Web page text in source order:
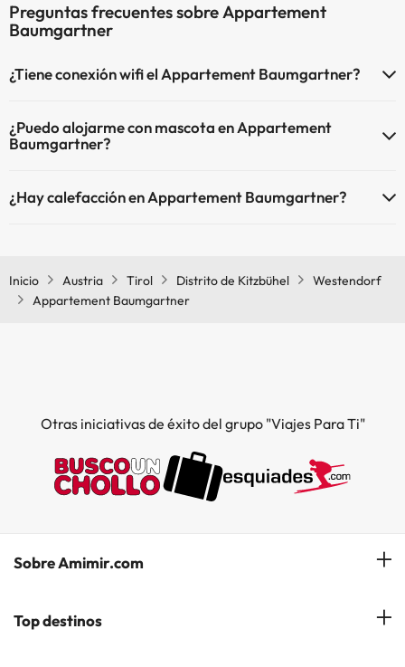
Preguntas frecuentes sobre Appartement
Baumgartner
¿Tiene conexión wifi el Appartement Baumgartner?
¿Puedo alojarme con mascota en Appartement
Baumgartner?
¿Hay calefacción en Appartement Baumgartner?
Inicio
Austria Tirol Distrito de Kitzbühel
Westendorf
Appartement Baumgartner
Otras iniciativas de éxito del grupo "Viajes Para Ti"
Sobre Amimir.com
¿Quiénes somos?
Top destinos